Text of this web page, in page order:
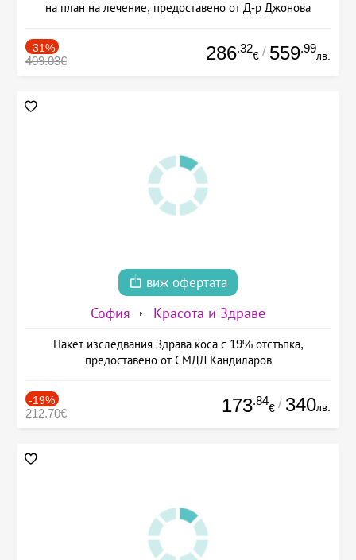
на план на лечение, предоставено от Д-р Джонова
-31%
409.03€ 286.32
€ / 559.99
лв.
виж офертата
София Красота и Здраве
Пакет изследвания Здрава коса с 19% отстъпка,
предоставено от СМДЛ Кандиларов
-19%
212.70€ 173.84
€ / 340лв.